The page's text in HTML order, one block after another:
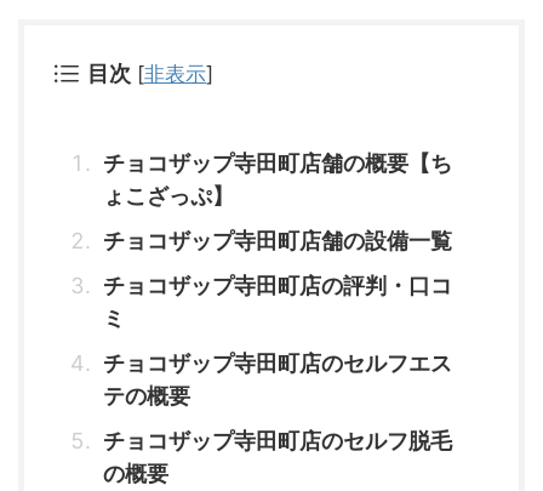
目次 [非表示]
チョコザップ寺田町店舗の概要【ち
ょこざっぷ】
チョコザップ寺田町店舗の設備一覧
チョコザップ寺田町店の評判・口コ
ミ
チョコザップ寺田町店のセルフエス
テの概要
チョコザップ寺田町店のセルフ脱毛
の概要